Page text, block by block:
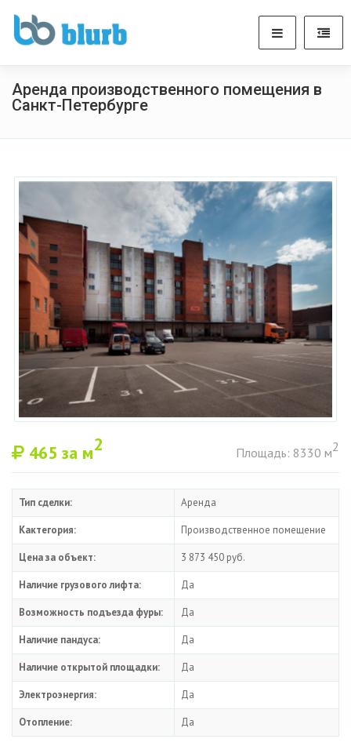
Аренда производственного помещения в
Санкт-Петербурге
465 за м2 Площадь: 8330 м2
Тип сделки: Аренда
Кактегория: Производственное помещение
Цена за объект: 3 873 450 руб.
Наличие грузового лифта: Да
Возможность подъезда фуры: Да
Наличие пандуса: Да
Наличие открытой площадки: Да
Электроэнергия: Да
Отопление: Да